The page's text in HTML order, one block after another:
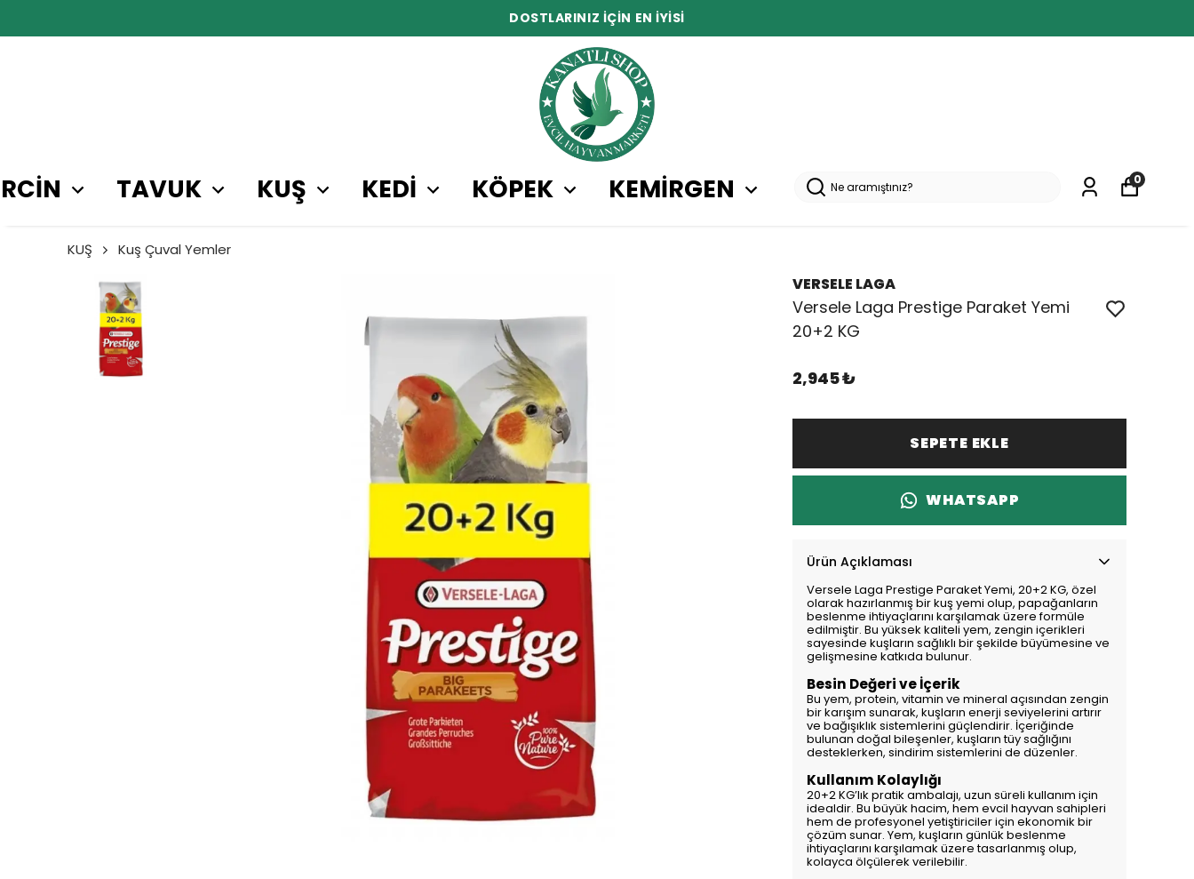
DOSTLARINIZ İÇİN EN İYİSİ
TAVUK KUŞ KEDİ KÖPEK KEMİRGEN 0
KUŞ Kuş Çuval Yemler
VERSELE LAGA
Versele Laga Prestige Paraket Yemi
20+2 KG
2,945 ₺
SEPETE EKLE
WHATSAPP
Ürün Açıklaması
Versele Laga Prestige Paraket Yemi, 20+2 KG, özel
olarak hazırlanmış bir kuş yemi olup, papağanların
beslenme ihtiyaçlarını karşılamak üzere formüle
edilmiştir. Bu yüksek kaliteli yem, zengin içerikleri
sayesinde kuşların sağlıklı bir şekilde büyümesine ve
gelişmesine katkıda bulunur.
Besin Değeri ve İçerik
Bu yem, protein, vitamin ve mineral açısından zengin
bir karışım sunarak, kuşların enerji seviyelerini artırır
ve bağışıklık sistemlerini güçlendirir. İçeriğinde
bulunan doğal bileşenler, kuşların tüy sağlığını
desteklerken, sindirim sistemlerini de düzenler.
Kullanım Kolaylığı
20+2 KG’lık pratik ambalajı, uzun süreli kullanım için
idealdir. Bu büyük hacim, hem evcil hayvan sahipleri
hem de profesyonel yetiştiriciler için ekonomik bir
çözüm sunar. Yem, kuşların günlük beslenme
ihtiyaçlarını karşılamak üzere tasarlanmış olup,
kolayca ölçülerek verilebilir.